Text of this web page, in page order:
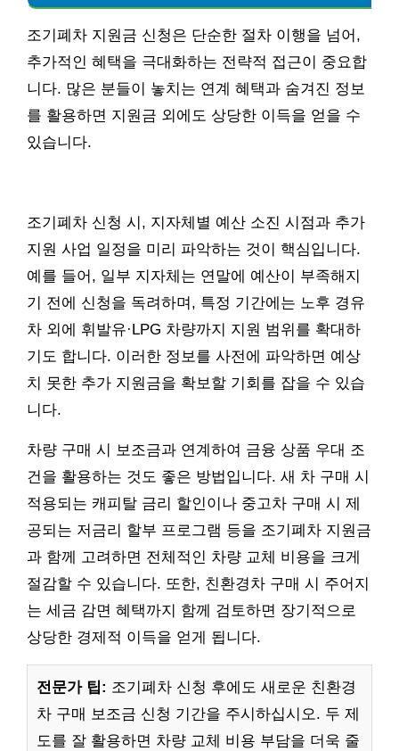
조기폐차 지원금 신청은 단순한 절차 이행을 넘어,
추가적인 혜택을 극대화하는 전략적 접근이 중요합
니다. 많은 분들이 놓치는 연계 혜택과 숨겨진 정보
를 활용하면 지원금 외에도 상당한 이득을 얻을 수
있습니다.
조기폐차 신청 시, 지자체별 예산 소진 시점과 추가
지원 사업 일정을 미리 파악하는 것이 핵심입니다.
예를 들어, 일부 지자체는 연말에 예산이 부족해지
기 전에 신청을 독려하며, 특정 기간에는 노후 경유
차 외에 휘발유·LPG 차량까지 지원 범위를 확대하
기도 합니다. 이러한 정보를 사전에 파악하면 예상
치 못한 추가 지원금을 확보할 기회를 잡을 수 있습
니다.
차량 구매 시 보조금과 연계하여 금융 상품 우대 조
건을 활용하는 것도 좋은 방법입니다. 새 차 구매 시
적용되는 캐피탈 금리 할인이나 중고차 구매 시 제
공되는 저금리 할부 프로그램 등을 조기폐차 지원금
과 함께 고려하면 전체적인 차량 교체 비용을 크게
절감할 수 있습니다. 또한, 친환경차 구매 시 주어지
는 세금 감면 혜택까지 함께 검토하면 장기적으로
상당한 경제적 이득을 얻게 됩니다.
전문가 팁: 조기폐차 신청 후에도 새로운 친환경
차 구매 보조금 신청 기간을 주시하십시오. 두 제
도를 잘 활용하면 차량 교체 비용 부담을 더욱 줄